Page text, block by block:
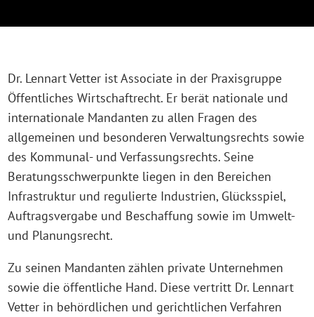
Dr. Lennart Vetter ist Associate in der Praxisgruppe
Öffentliches Wirtschaftrecht. Er berät nationale und
internationale Mandanten zu allen Fragen des
allgemeinen und besonderen Verwaltungsrechts sowie
des Kommunal- und Verfassungsrechts. Seine
Beratungsschwerpunkte liegen in den Bereichen
Infrastruktur und regulierte Industrien, Glücksspiel,
Auftragsvergabe und Beschaffung sowie im Umwelt-
und Planungsrecht.
Zu seinen Mandanten zählen private Unternehmen
sowie die öffentliche Hand. Diese vertritt Dr. Lennart
Vetter in behördlichen und gerichtlichen Verfahren